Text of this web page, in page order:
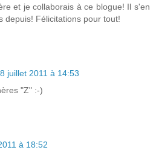
et je collaborais à ce blogue! Il s'en
depuis! Félicitations pour tout!
8 juillet 2011 à 14:53
"Z" :-)
à 18:52